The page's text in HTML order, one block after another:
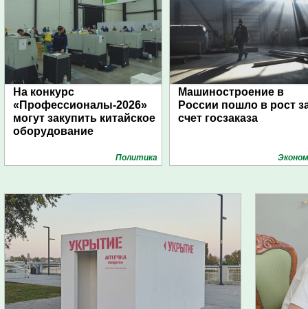
На конкурс
«Профессионалы-2026»
могут закупить китайское
оборудование
Политика
Машиностроение в
России пошло в рост
счет госзаказа